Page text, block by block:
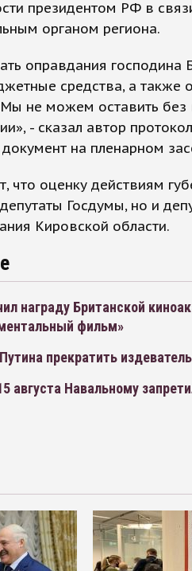
президентом РФ в
органом региона.
оправдания господина
средства, а также
Мы не можем оставить
- сказал автор
на пленарном
что оценку действиям
Госдумы, но и
Кировской области.
награду Британской
фильм»
прекратить
Навальному